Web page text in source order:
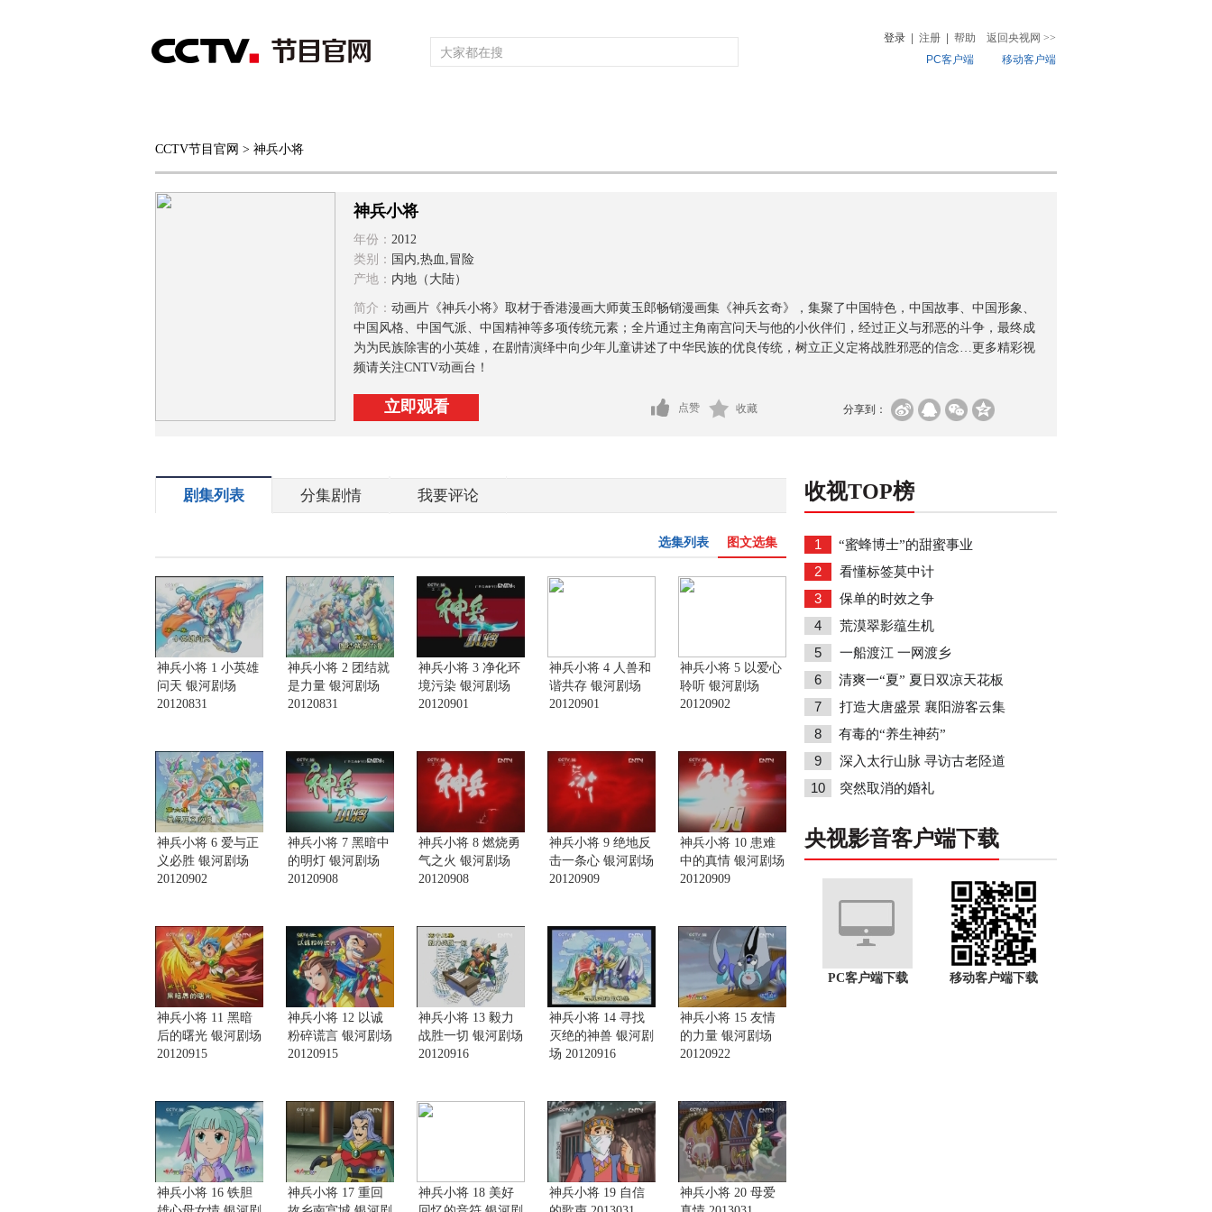
登录 注册 帮助 返回央视网 >>
PC客户端
移动客户端
综合 新闻 财经 综艺
CCTV节目官网 > 神兵小将
神兵小将
年份： 2012
类别： 国内,热血,冒险
产地： 内地（大陆）
简介： 动画片《神兵小将》取材于香港漫画大师黄玉郎畅销漫画集《神兵玄奇》，集聚了中国特色，中国故事、中国形象、
中国风格、中国气派、中国精神等多项传统元素；全片通过主角南宫问天与他的小伙伴们，经过正义与邪恶的斗争，最终成
为为民族除害的小英雄，在剧情演绎中向少年儿童讲述了中华民族的优良传统，树立正义定将战胜邪恶的信念…更多精彩视
频请关注CNTV动画台！
立即观看 分享到：
点赞 收藏
剧集列表 分集剧情 我要评论
图文选集
选集列表
神兵小将 1 小英雄
问天 银河剧场
20120831
神兵小将 2 团结就
是力量 银河剧场
20120831
神兵小将 3 净化环
境污染 银河剧场
20120901
神兵小将 4 人兽和
谐共存 银河剧场
20120901
神兵小将 5 以爱心
聆听 银河剧场
20120902
神兵小将 6 爱与正
义必胜 银河剧场
20120902
神兵小将 7 黑暗中
的明灯 银河剧场
20120908
神兵小将 8 燃烧勇
气之火 银河剧场
20120908
神兵小将 9 绝地反
击一条心 银河剧场
20120909
神兵小将 10 患难
中的真情 银河剧场
20120909
神兵小将 11 黑暗
后的曙光 银河剧场
20120915
神兵小将 12 以诚
粉碎谎言 银河剧场
20120915
神兵小将 13 毅力
战胜一切 银河剧场
20120916
神兵小将 14 寻找
灭绝的神兽 银河剧
场 20120916
神兵小将 15 友情
的力量 银河剧场
20120922
神兵小将 16 铁胆
神兵小将 17 重回
神兵小将 18 美好
神兵小将 19 自信
神兵小将 20 母爱
收视TOP榜
1 “蜜蜂博士”的甜蜜事业
2 看懂标签莫中计
3 保单的时效之争
4 荒漠翠影蕴生机
5 一船渡江 一网渡乡
6 清爽一“夏” 夏日双凉天花板
7 打造大唐盛景 襄阳游客云集
8 有毒的“养生神药”
9 深入太行山脉 寻访古老陉道
10 突然取消的婚礼
央视影音客户端下载
PC客户端下载 移动客户端下载